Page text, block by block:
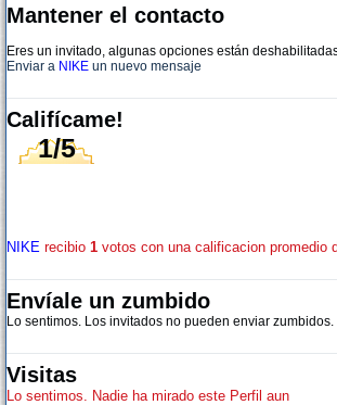
Mantener el contacto
Eres un invitado, algunas opciones están
Enviar a NIKE un nuevo mensaje
Califícame!
1/5
NIKE recibio 1 votos con una calificacion promedio
Envíale un zumbido
Lo sentimos. Los invitados no pueden enviar zumbidos. |
Visitas
Lo sentimos. Nadie ha mirado este Perfil aun